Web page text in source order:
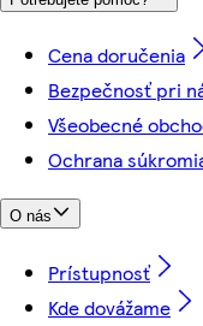
Cena doručenia
Bezpečnosť pri
Všeobecné
Ochrana
O nás
Prístupnosť
Kde dovážame